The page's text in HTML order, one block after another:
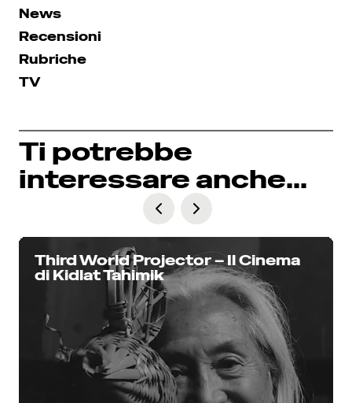
News
Recensioni
Rubriche
TV
Ti potrebbe
interessare anche...
Third World Projector – Il Cinema
di Kidlat Tahimik